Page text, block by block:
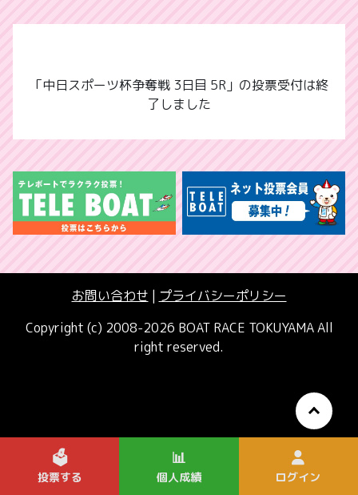
「中日スポーツ杯争奪戦 3日目 5R」の投票受付は終
了しました
お問い合わせ | プライバシーポリシー
Copyright (c) 2008-2026 BOAT RACE TOKUYAMA All
right reserved.
🗳️
投票する
📊
個人成績 ログイン